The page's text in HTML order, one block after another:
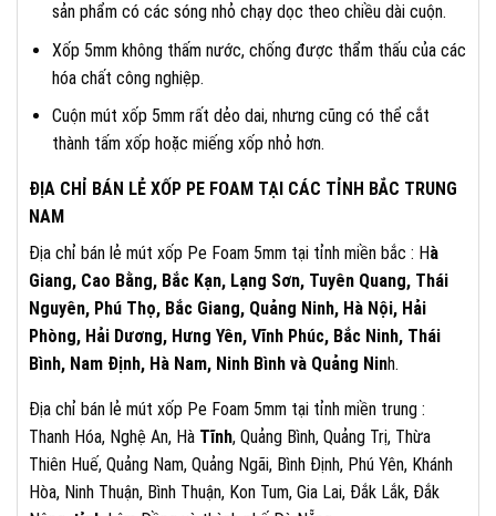
sản phẩm có các sóng nhỏ chạy dọc theo chiều dài cuộn.
Xốp 5mm không thấm nước, chống được thẩm thấu của các
hóa chất công nghiệp.
Cuộn mút xốp 5mm rất dẻo dai, nhưng cũng có thể cắt
thành tấm xốp hoặc miếng xốp nhỏ hơn.
ĐỊA CHỈ BÁN LẺ XỐP PE FOAM TẠI CÁC TỈNH BẮC TRUNG
NAM
Địa chỉ bán lẻ mút xốp Pe Foam 5mm tại tỉnh miền bắc : Hà
Giang, Cao Bằng, Bắc Kạn, Lạng Sơn, Tuyên Quang, Thái
Nguyên, Phú Thọ, Bắc Giang, Quảng Ninh, Hà Nội, Hải
Phòng, Hải Dương, Hưng Yên, Vĩnh Phúc, Bắc Ninh, Thái
Bình, Nam Định, Hà Nam, Ninh Bình và Quảng Ninh.
Địa chỉ bán lẻ mút xốp Pe Foam 5mm tại tỉnh miền trung :
Thanh Hóa, Nghệ An, Hà Tĩnh, Quảng Bình, Quảng Trị, Thừa
Thiên Huế, Quảng Nam, Quảng Ngãi, Bình Định, Phú Yên, Khánh
Hòa, Ninh Thuận, Bình Thuận, Kon Tum, Gia Lai, Đắk Lắk, Đắk